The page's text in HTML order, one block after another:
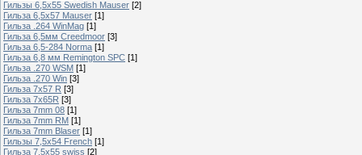
Гильзы 6,5х55 Swedish Mauser [2]
Гильза 6,5х57 Mauser [1]
Гильза .264 WinMag [1]
Гильза 6,5мм Creedmoor [3]
Гильза 6,5-284 Norma [1]
Гильза 6,8 мм Remington SPC [1]
Гильза .270 WSM [1]
Гильза .270 Win [3]
Гильза 7х57 R [3]
Гильза 7х65R [3]
Гильза 7mm 08 [1]
Гильза 7mm RM [1]
Гильза 7mm Blaser [1]
Гильзы 7,5x54 French [1]
Гильза 7,5x55 swiss [2]